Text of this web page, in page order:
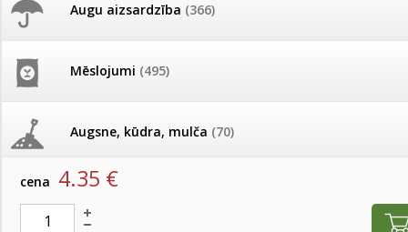
Augu aizsardzība (366)
Mēslojumi (495)
Augsne, kūdra, mulča (70)
Podi un kasetes
Pašlasīšanas vietu katalogs
26.05. Vebinārs - Kā ierobežot
gliemežus piemājas dārzā un
Ūdens piemērotības noteikšana
frēze + mulčieris +
AKCIJAS komplekts -
Deratizācija, dezinsekcija
Produkti »Deratizācija, dezinsekcija
Ecogel Roaches pret prusakiem 5g
artikuls: 6343 EAN:8437019226053
cena 4.35 €